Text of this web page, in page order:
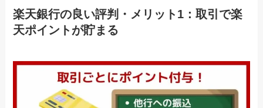
楽天銀行の良い評判・メリット1：取引で楽
天ポイントが貯まる